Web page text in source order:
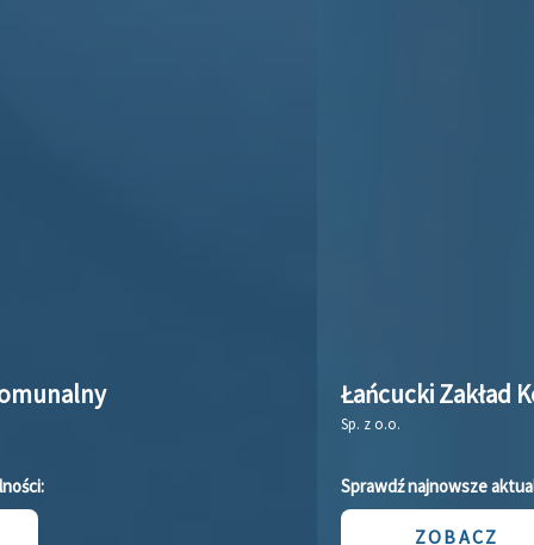
Łańcucki Zakład Komunalny
Sprawdź najnowsze aktualności: